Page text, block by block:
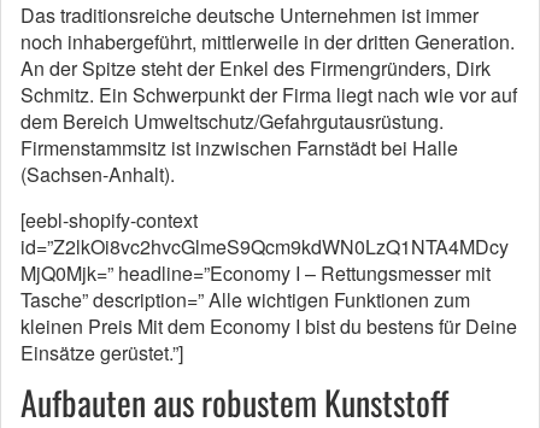
Das traditionsreiche deutsche Unternehmen ist immer
noch inhabergeführt, mittlerweile in der dritten Generation.
An der Spitze steht der Enkel des Firmengründers, Dirk
Schmitz. Ein Schwerpunkt der Firma liegt nach wie vor auf
dem Bereich Umweltschutz/Gefahrgutausrüstung.
Firmenstammsitz ist inzwischen Farnstädt bei Halle
(Sachsen-Anhalt).
[eebl-shopify-context
id=”Z2lkOi8vc2hvcGlmeS9Qcm9kdWN0LzQ1NTA4MDcy
MjQ0Mjk=” headline=”Economy I – Rettungsmesser mit
Tasche” description=” Alle wichtigen Funktionen zum
kleinen Preis Mit dem Economy I bist du bestens für Deine
Einsätze gerüstet.”]
Aufbauten aus robustem Kunststoff